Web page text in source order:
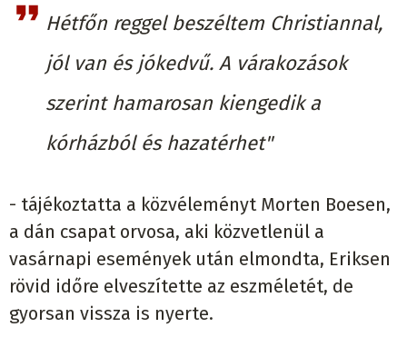
Hétfőn reggel beszéltem Christiannal,
jól van és jókedvű. A várakozások
szerint hamarosan kiengedik a
kórházból és hazatérhet"
- tájékoztatta a közvéleményt Morten Boesen,
a dán csapat orvosa, aki közvetlenül a
vasárnapi események után elmondta, Eriksen
rövid időre elveszítette az eszméletét, de
gyorsan vissza is nyerte.